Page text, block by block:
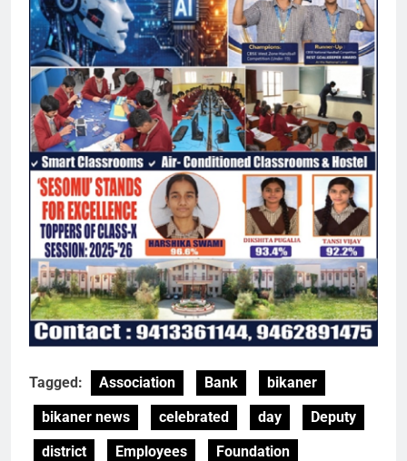
Tagged: Association Bank
bikaner
bikaner news
celebrated day
Deputy
district
Employees
Foundation